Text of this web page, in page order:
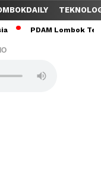
PDAM Lombok Tengah